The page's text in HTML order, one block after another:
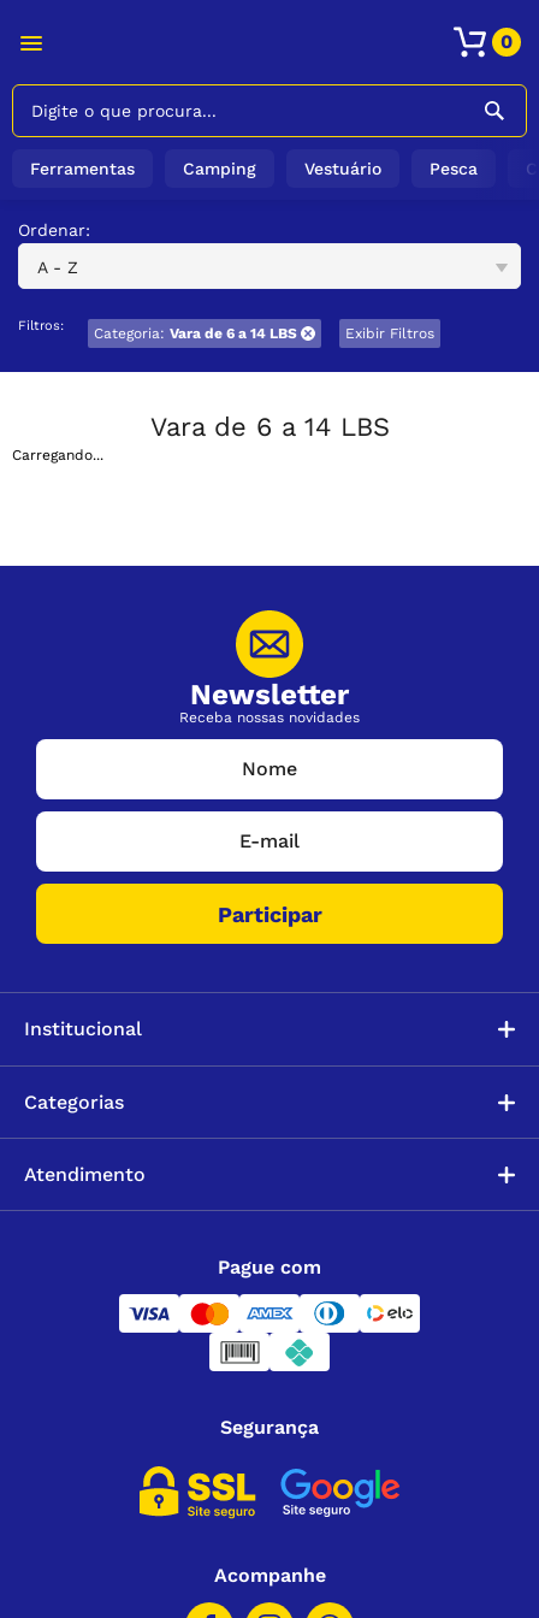
0
Ferramentas Camping Vestuário Pesca
Ordenar:
A - Z
Filtros: Categoria: Vara de 6 a 14 LBS Exibir Filtros
Vara de 6 a 14 LBS
Carregando...
Newsletter
Receba nossas novidades
Institucional
Categorias
Atendimento
Pague com
Segurança
Acompanhe